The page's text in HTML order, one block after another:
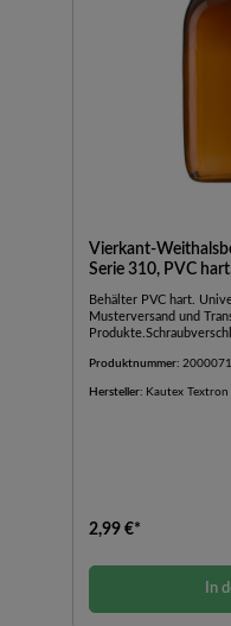
Vierkant-
Serie 310, PVC
Behälter PVC hart.
Musterversand und
Produktnummer:
Hersteller: Kautex
2,99 €*
In